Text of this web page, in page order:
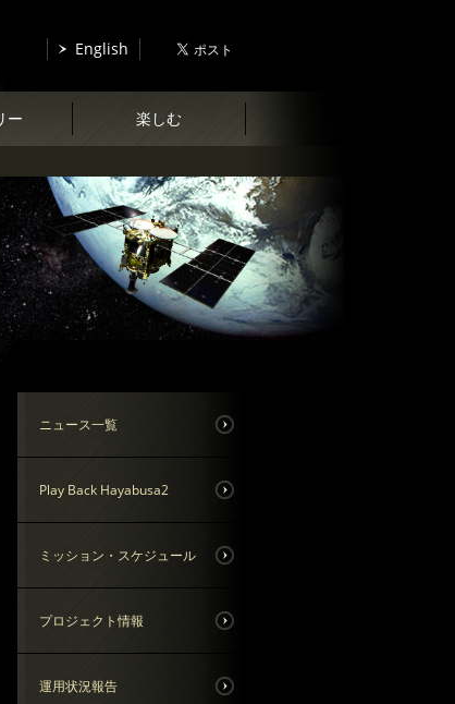
English
ー 楽しむ
ニュース一覧
Play Back Hayabusa2
ミッション・スケジュール
プロジェクト情報
運用状況報告